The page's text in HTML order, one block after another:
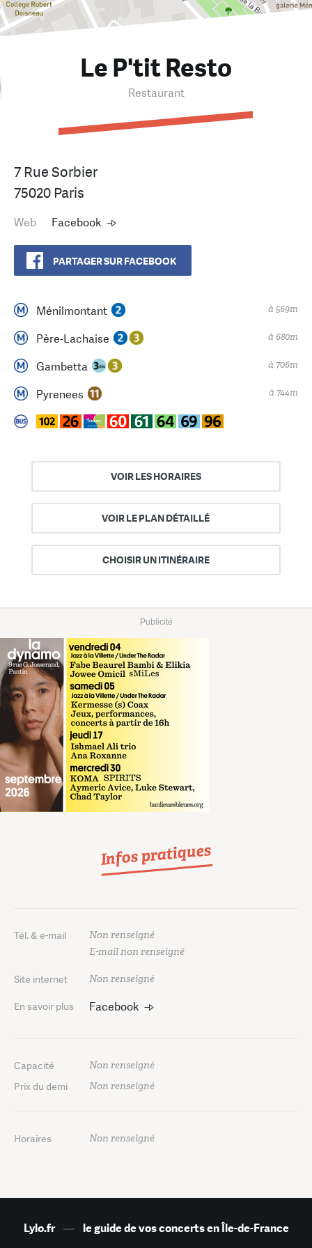
Le P'tit Resto
Restaurant
7 Rue Sorbier
75020 Paris
Web Facebook
PARTAGER SUR FACEBOOK
Ménilmontant à 569m
Père-Lachaise à 680m
Gambetta à 706m
Pyrenees à 744m
VOIR LES HORAIRES
VOIR LE PLAN DÉTAILLÉ
CHOISIR UN ITINÉRAIRE
Publicité
Infos pratiques
Tél. & e-mail
Non renseigné
E-mail non renseigné
Site internet Non renseigné
En savoir plus Facebook
Capacité Non renseigné
Prix du demi Non renseigné
Horaires Non renseigné
Lylo.fr— le guide de vos concerts en Île-de-France